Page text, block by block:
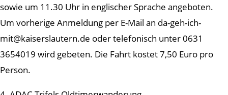
sowie um 11.30 Uhr in englischer Sprache angeboten.
Um vorherige Anmeldung per E-Mail an da-geh-ich-
mit@kaiserslautern.de oder telefonisch unter 0631
3654019 wird gebeten. Die Fahrt kostet 7,50 Euro pro
Person.